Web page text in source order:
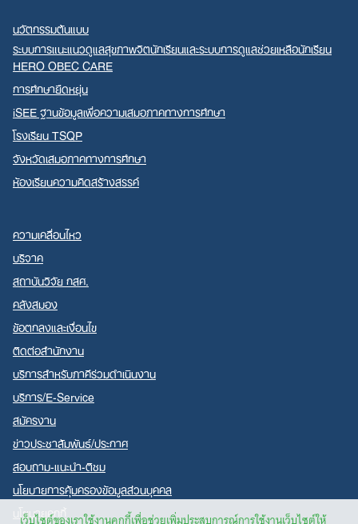
เว็บไซต์ของเราใช้งานคุกกี้เพื่อช่วยเพิ่มประสบการณ์การใช้งานเว็บไซต์ให้
นวัตกรรมต้นแบบ
ระบบการแนะแนวดูแลสุขภาพจิตนักเรียนและระบบการดูแลช่วยเหลือนักเรียน
HERO OBEC CARE
การศึกษายืดหยุ่น
iSEE ฐานข้อมูลเพื่อความเสมอภาคทางการศึกษา
โรงเรียน TSQP
จังหวัดเสมอภาคทางการศึกษา
ห้องเรียนความคิดสร้างสรรค์
ความเคลื่อนไหว
บริจาค
สถาบันวิจัย กสศ.
คลังสมอง
ข้อตกลงและเงื่อนไข
ติดต่อสำนักงาน
บริการสำหรับภาคีร่วมดำเนินงาน
บริการ/E-Service
สมัครงาน
ข่าวประชาสัมพันธ์/ประกาศ
สอบถาม-แนะนำ-ติชม
นโยบายการคุ้มครองข้อมูลส่วนบุคคล
นโยบายคุกกี้